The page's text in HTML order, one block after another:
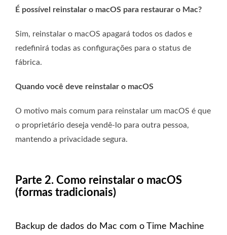
É possível reinstalar o macOS para restaurar o Mac?
Sim, reinstalar o macOS apagará todos os dados e
redefinirá todas as configurações para o status de
fábrica.
Quando você deve reinstalar o macOS
O motivo mais comum para reinstalar um macOS é que
o proprietário deseja vendê-lo para outra pessoa,
mantendo a privacidade segura.
Parte 2. Como reinstalar o macOS
(formas tradicionais)
Backup de dados do Mac com o Time Machine